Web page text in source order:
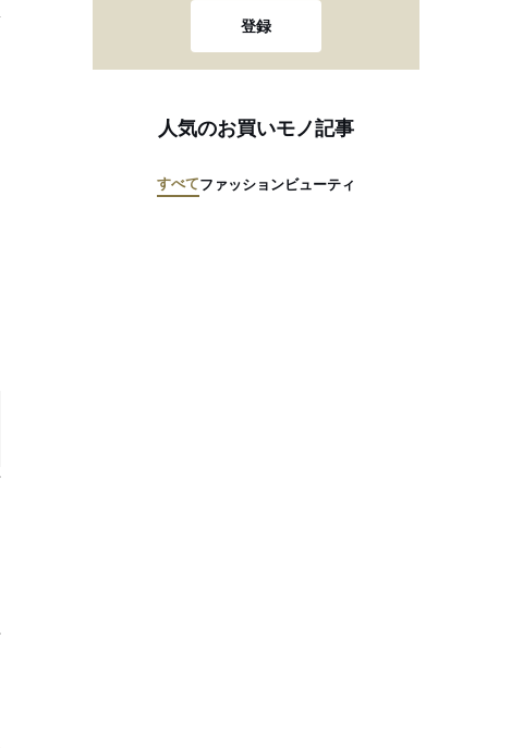
登録
人気のお買いモノ記事
すべてファッションビューティ